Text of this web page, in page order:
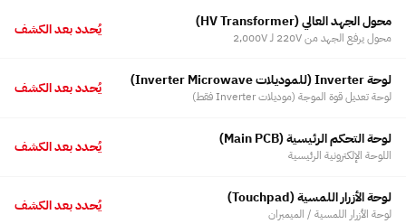
محول الجهد العالي ⁨(HV Transformer)⁩
محول يرفع الجهد من 220V لـ 2,000V يُحدد بعد الكشف
لوحة Inverter ⁨(للموديلات Inverter Microwave)⁩
لوحة تعديل قوة الموجة ⁨(موديلات Inverter فقط)⁩ يُحدد بعد الكشف
لوحة التحكم الرئيسية ⁨(Main PCB)⁩
اللوحة الإلكترونية الرئيسية يُحدد بعد الكشف
لوحة الأزرار اللمسية ⁨(Touchpad)⁩
لوحة الأزرار اللمسية / الميمبران يُحدد بعد الكشف